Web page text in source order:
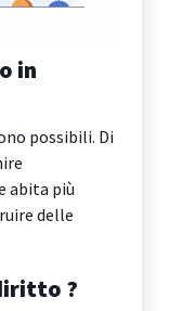
in
possibili. Di
abita più
delle
?